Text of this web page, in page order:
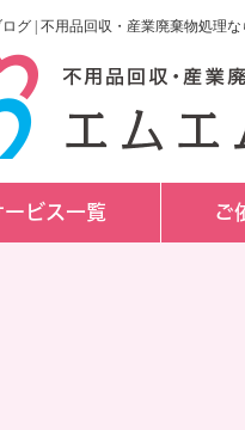
ログ | 不用品回収・産業廃棄物処理
ービス一覧 ご